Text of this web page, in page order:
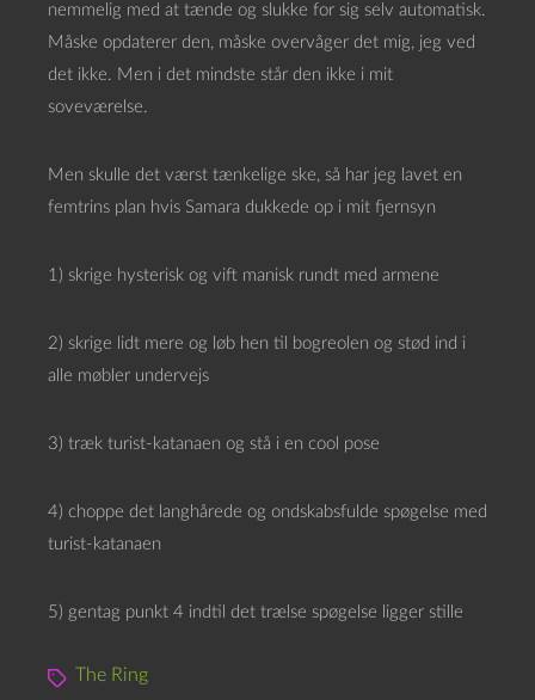
nemmelig med at tænde og slukke for sig selv automatisk.
Måske opdaterer den, måske overvåger det mig, jeg ved
det ikke. Men i det mindste står den ikke i mit
soveværelse.
Men skulle det værst tænkelige ske, så har jeg lavet en
femtrins plan hvis Samara dukkede op i mit fjernsyn
1) skrige hysterisk og vift manisk rundt med armene
2) skrige lidt mere og løb hen til bogreolen og stød ind i
alle møbler undervejs
3) træk turist-katanaen og stå i en cool pose
4) choppe det langhårede og ondskabsfulde spøgelse med
turist-katanaen
5) gentag punkt 4 indtil det trælse spøgelse ligger stille
The Ring